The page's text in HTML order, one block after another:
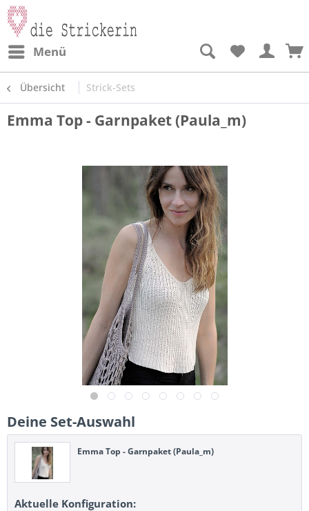
Menü
Übersicht Strick-Sets
Emma Top - Garnpaket (Paula_m)
Deine Set-Auswahl
Emma Top - Garnpaket (Paula_m)
Aktuelle Konfiguration: